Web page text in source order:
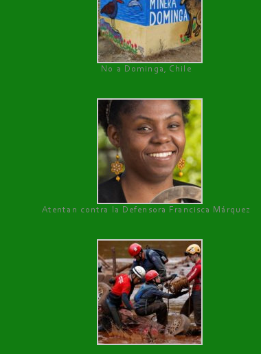
No a Dominga, Chile
Atentan contra la Defensora Francisca Márquez